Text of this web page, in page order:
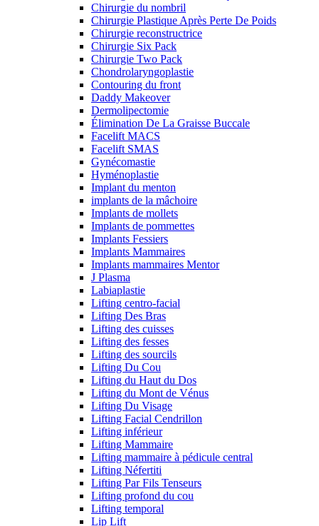
Chirurgie du nombril
Chirurgie Plastique Après Perte De Poids
Chirurgie reconstructrice
Chirurgie Six Pack
Chirurgie Two Pack
Chondrolaryngoplastie
Contouring du front
Daddy Makeover
Dermolipectomie
Élimination De La Graisse Buccale
Facelift MACS
Facelift SMAS
Gynécomastie
Hyménoplastie
Implant du menton
implants de la mâchoire
Implants de mollets
Implants de pommettes
Implants Fessiers
Implants Mammaires
Implants mammaires Mentor
J Plasma
Labiaplastie
Lifting centro-facial
Lifting Des Bras
Lifting des cuisses
Lifting des fesses
Lifting des sourcils
Lifting Du Cou
Lifting du Haut du Dos
Lifting du Mont de Vénus
Lifting Du Visage
Lifting Facial Cendrillon
Lifting inférieur
Lifting Mammaire
Lifting mammaire à pédicule central
Lifting Néfertiti
Lifting Par Fils Tenseurs
Lifting profond du cou
Lifting temporal
Lip Lift